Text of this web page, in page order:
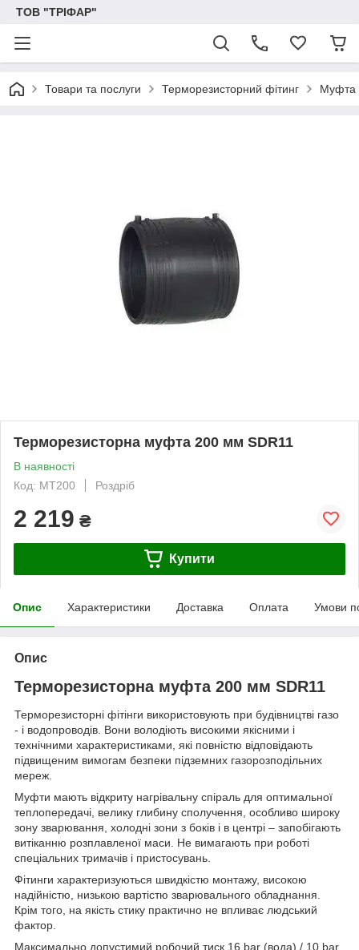
ТОВ "ТРІФАР"
Товари та послуги Терморезисторний фітинг Муфта
Терморезисторна муфта 200 мм SDR11
В наявності
Код: МТ200
Роздріб
2 219 ₴
Купити
Опис Характеристики Доставка Оплата Умови
Опис
Терморезисторна муфта 200 мм SDR11
Терморезисторні фітінги використовують при будівництві газо
- і водопроводів. Вони володіють високими якісними і
технічними характеристиками, які повністю відповідають
підвищеним вимогам безпеки підземних газорозподільних
мереж.
Муфти мають відкриту нагрівальну спіраль для оптимальної
теплопередачі, велику глибину сполучення, особливо широку
зону зварювання, холодні зони з боків і в центрі – запобігають
витіканню розплавленої маси. Не вимагають при роботі
спеціальних тримачів і пристосувань.
Фітинги характеризуються швидкістю монтажу, високою
надійністю, низькою вартістю зварювального обладнання.
Крім того, на якість стику практично не впливає людський
фактор.
Максимально допустимий робочий тиск 16 bar (вода) / 10 bar